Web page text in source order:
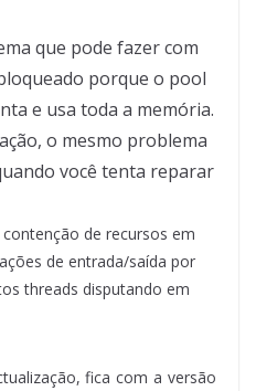
que pode fazer com
porque o pool
e usa toda a memória.
o mesmo problema
você tenta reparar
de recursos em
de entrada/saída por
threads disputando em
fica com a versão